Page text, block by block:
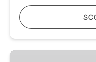
Trasferimento